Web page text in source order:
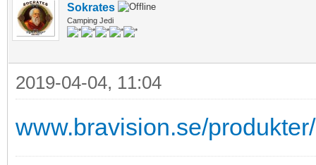
Sokrates
Camping Jedi
2019-04-04, 11:04
www.bravision.se/